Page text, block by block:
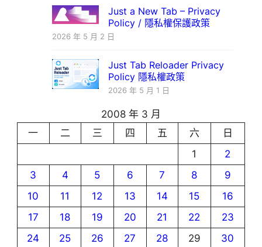
Just a New Tab – Privacy
Policy / 隱私權保護政策
2026 年 5 月 2 日
Just Tab Reloader Privacy
Policy 隱私權政策
2026 年 5 月 1 日
2008 年 3 月
一
二 三 四 五 六
日
1
2
3
4 5 6 7 8
9
10
11 12 13 14 15
16
17
18 19 20 21 22
23
24
25 26 27 28 29 30